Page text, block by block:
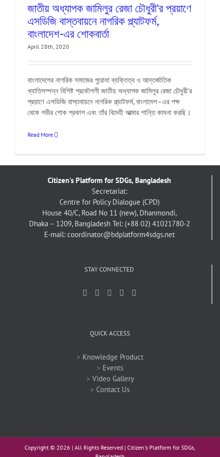
জাতীয় অধ্যাপক জামিলুর রেজা চৌধুরী’র প্রয়াণে
এসডিজি বাস্তবায়নে নাগরিক প্ল্যাটফর্ম,
বাংলাদেশ-এর শোকবার্তা
April 28th, 2020
বাংলাদেশের নাগরিক সমাজের পুরোধা ব্যক্তিত্ব ও আন্তর্জাতিক
খ্যাতিসম্পন্ন বিশিষ্ট প্রকৌশলী জাতীয় অধ্যাপক জামিলুর রেজা চৌধুরী’র
প্রয়াণে এসডিজি বাস্তবায়নে নাগরিক প্ল্যাটফর্ম, বাংলাদেশ–এর পক্ষ
থেকে গভীর শোক প্রকাশ এবং তাঁর বিদেহী আত্মার শান্তি কামনা করছি।
Read More
Citizen's Platform for SDGs, Bangladesh
Secretariat:
Centre for Policy Dialogue (CPD)
House 40/C, Road No 11 (new), Dhanmondi,
Dhaka – 1209, Bangladesh Tel: (+88 02) 41021780-2
E-mail: coordinator@bdplatform4sdgs.net
STAY CONNECTED
QUICK ACCESS
> Knowledge Product
> Events
> Video Gallery
> Contact Us
Copyright © 2026 | All Rights Reserved | Citizen's Platform for SDGs,